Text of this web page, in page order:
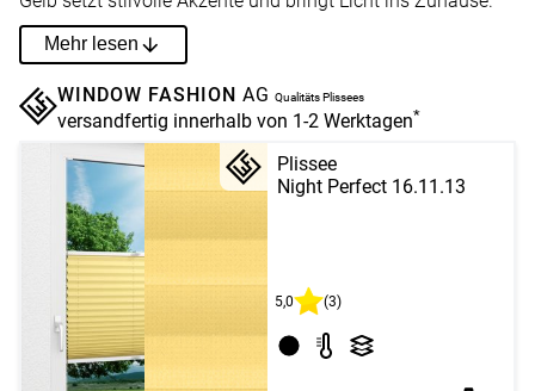
Mehr lesen
WINDOW FASHION AG Qualitäts Plissees
versandfertig innerhalb von 1-2 Werktagen*
Plissee
Night Perfect 16.11.13
5,0 (3)